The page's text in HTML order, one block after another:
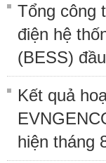
Tổng công
điện hệ
(BESS)
Kết quả
hiện tháng